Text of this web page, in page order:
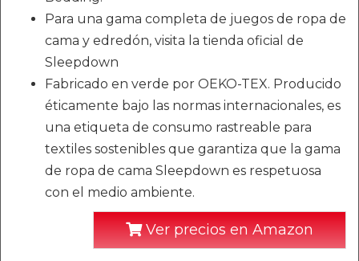
Para una gama completa de juegos de ropa de
cama y edredón, visita la tienda oficial de
Sleepdown
Fabricado en verde por OEKO-TEX. Producido
éticamente bajo las normas internacionales, es
una etiqueta de consumo rastreable para
textiles sostenibles que garantiza que la gama
de ropa de cama Sleepdown es respetuosa
con el medio ambiente.
Ver precios en Amazon